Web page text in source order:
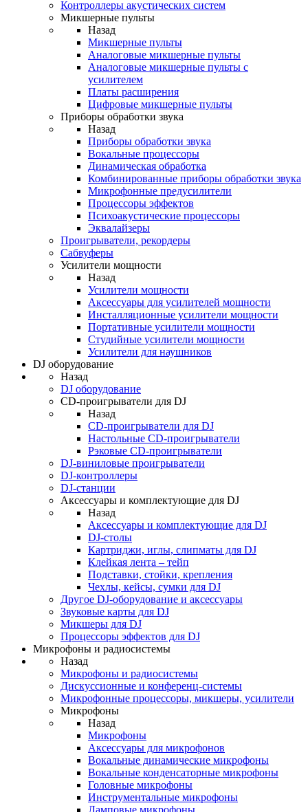
Контроллеры акустических систем
Микшерные пульты
Назад
Микшерные пульты
Аналоговые микшерные пульты
Аналоговые микшерные пульты с
усилителем
Платы расширения
Цифровые микшерные пульты
Приборы обработки звука
Назад
Приборы обработки звука
Вокальные процессоры
Динамическая обработка
Комбинированные приборы обработки звука
Микрофонные предусилители
Процессоры эффектов
Психоакустические процессоры
Эквалайзеры
Проигрыватели, рекордеры
Сабвуферы
Усилители мощности
Назад
Усилители мощности
Аксессуары для усилителей мощности
Инсталляционные усилители мощности
Портативные усилители мощности
Студийные усилители мощности
Усилители для наушников
DJ оборудование
Назад
DJ оборудование
CD-проигрыватели для DJ
Назад
CD-проигрыватели для DJ
Настольные CD-проигрыватели
Рэковые CD-проигрыватели
DJ-виниловые проигрыватели
DJ-контроллеры
DJ-станции
Аксессуары и комплектующие для DJ
Назад
Аксессуары и комплектующие для DJ
DJ-столы
Картриджи, иглы, слипматы для DJ
Клейкая лента – тейп
Подставки, стойки, крепления
Чехлы, кейсы, сумки для DJ
Другое DJ-оборудование и аксессуары
Звуковые карты для DJ
Микшеры для DJ
Процессоры эффектов для DJ
Микрофоны и радиосистемы
Назад
Микрофоны и радиосистемы
Дискуссионные и конференц-системы
Микрофонные процессоры, микшеры, усилители
Микрофоны
Назад
Микрофоны
Аксессуары для микрофонов
Вокальные динамические микрофоны
Вокальные конденсаторные микрофоны
Головные микрофоны
Инструментальные микрофоны
Ламповые микрофоны